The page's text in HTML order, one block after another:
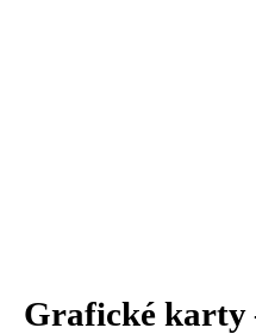
Grafické karty